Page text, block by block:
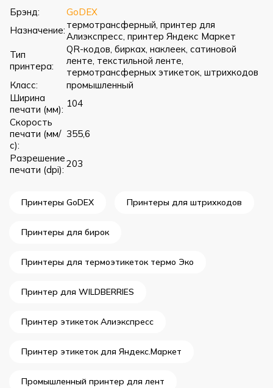
Брэнд:
GoDEX
Назначение: термотрансферный, принтер для
Алиэкспресс, принтер Яндекс Маркет
Тип
принтера:
QR-кодов, бирках, наклеек, сатиновой
ленте, текстильной ленте,
термотрансферных этикеток, штрихкодов
Класс:
промышленный
Ширина
печати (мм):
104
Скорость
печати (мм/
с):
355,6
Разрешение
печати (dpi):
203
Принтеры GoDEX Принтеры для штрихкодов
Принтеры для бирок
Принтеры для термоэтикеток термо Эко
Принтер для WILDBERRIES
Принтер этикеток Алиэкспресс
Принтер этикеток для Яндекс.Маркет
Промышленный принтер для лент